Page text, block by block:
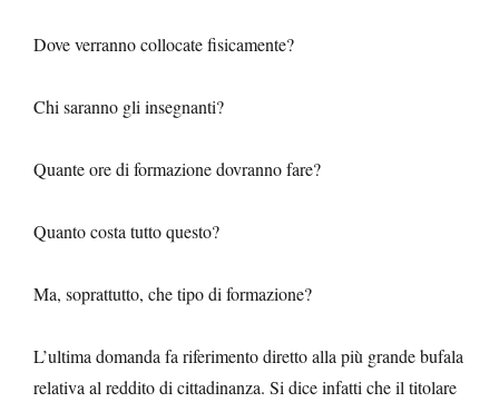
Dove verranno collocate fisicamente?
Chi saranno gli insegnanti?
Quante ore di formazione dovranno fare?
Quanto costa tutto questo?
Ma, soprattutto, che tipo di formazione?
L’ultima domanda fa riferimento diretto alla più grande bufala
relativa al reddito di cittadinanza. Si dice infatti che il titolare